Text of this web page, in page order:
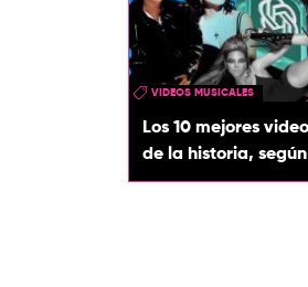
VIDEOS MUSICALES
Los 10 mejores
de la historia,